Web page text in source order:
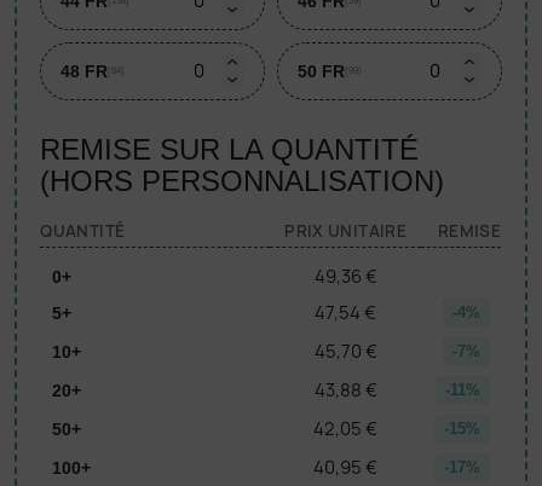
48 FR (84) 50 FR (99)
REMISE SUR LA QUANTITÉ
(HORS PERSONNALISATION)
QUANTITÉ PRIX UNITAIRE REMISE
0+ 49,36 €
5+ 47,54 € -4%
10+ 45,70 € -7%
20+ 43,88 € -11%
50+ 42,05 € -15%
100+ 40,95 € -17%